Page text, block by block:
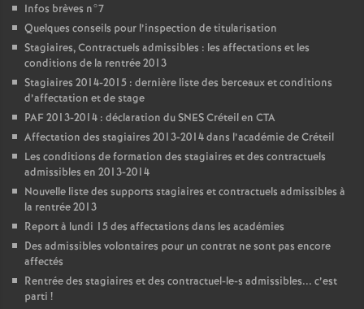
Infos brèves n°7
Quelques conseils pour l’inspection de titularisation
Stagiaires, Contractuels admissibles : les affectations et les
conditions de la rentrée 2013
Stagiaires 2014-2015 : dernière liste des berceaux et conditions
d’affectation et de stage
PAF2013-2014 : déclaration duSNESCréteil en CTA
Affectation des stagiaires 2013-2014 dans l’académie de Créteil
Les conditions de formation des stagiaires et des contractuels
admissibles en 2013-2014
Nouvelle liste des supports stagiaires et contractuels admissibles à
la rentrée 2013
Report à lundi 15 des affectations dans les académies
Des admissibles volontaires pour un contrat ne sont pas encore
affectés
Rentrée des stagiaires et des contractuel-le-s admissibles... c’est
parti !